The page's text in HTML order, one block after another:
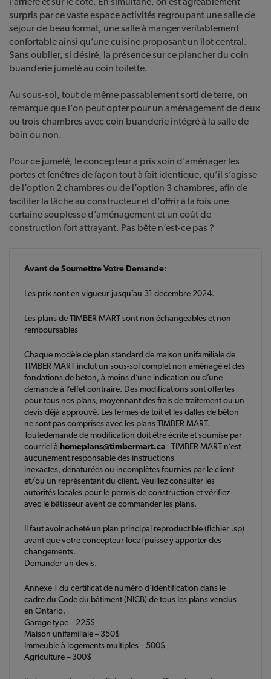
surpris par ce vaste espace activités regroupant une salle de
séjour de beau format, une salle à manger véritablement
confortable ainsi qu’une cuisine proposant un îlot central.
Sans oublier, si désiré, la présence sur ce plancher du coin
buanderie jumelé au coin toilette.
Au sous-sol, tout de même passablement sorti de terre, on
remarque que l’on peut opter pour un aménagement de deux
ou trois chambres avec coin buanderie intégré à la salle de
bain ou non.
Pour ce jumelé, le concepteur a pris soin d’aménager les
portes et fenêtres de façon tout à fait identique, qu’il s’agisse
de l’option 2 chambres ou de l’option 3 chambres, afin de
faciliter la tâche au constructeur et d’offrir à la fois une
certaine souplesse d’aménagement et un coût de
construction fort attrayant. Pas bête n’est-ce pas ?
Avant de Soumettre Votre Demande:
Les prix sont en vigueur jusqu’au 31 décembre 2024.
Les plans de TIMBER MART sont non échangeables et non
remboursables
Chaque modèle de plan standard de maison unifamiliale de
TIMBER MART inclut un sous-sol complet non aménagé et des
fondations de béton, à moins d’une indication ou d’une
demande à l’effet contraire. Des modifications sont offertes
pour tous nos plans, moyennant des frais de traitement ou un
devis déjà approuvé. Les fermes de toit et les dalles de béton
ne sont pas comprises avec les plans TIMBER MART.
Toutedemande de modification doit être écrite et soumise par
courriel à homeplans@timbermart.ca
TIMBER MART n’est
aucunement responsable des instructions
inexactes, dénaturées ou incomplètes fournies par le client
et/ou un représentant du client. Veuillez consulter les
autorités locales pour le permis de construction et vérifiez
avec le bâtisseur avent de commander les plans.
Il faut avoir acheté un plan principal reproductible (fichier .sp)
avant que votre concepteur local puisse y apporter des
changements.
Demander un devis.
Annexe 1 du certificat de numéro d’identification dans le
cadre du Code du bâtiment (NICB) de tous les plans vendus
en Ontario.
Garage type – 225$
Maison unifamiliale – 350$
Immeuble à logements multiples – 500$
Agriculture – 300$